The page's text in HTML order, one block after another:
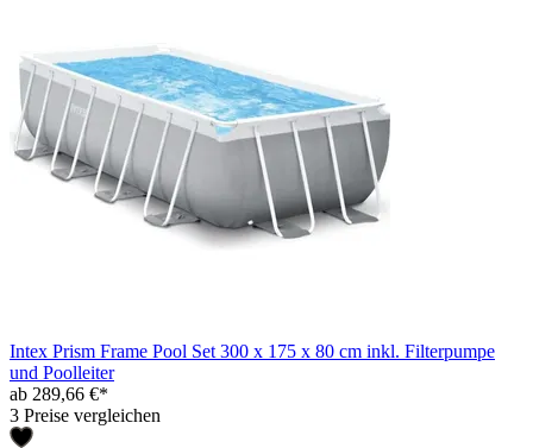
Intex Prism Frame Pool Set 300 x 175 x 80 cm inkl. Filterpumpe
und Poolleiter
ab 289,66 €*
3 Preise vergleichen